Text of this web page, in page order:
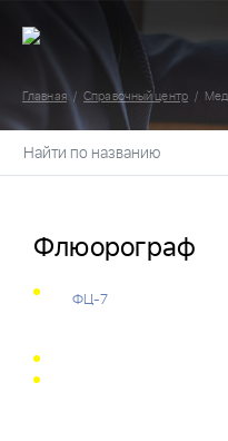
Главная Справочный центр
Найти по названию
Флюорограф
ФЦ-7